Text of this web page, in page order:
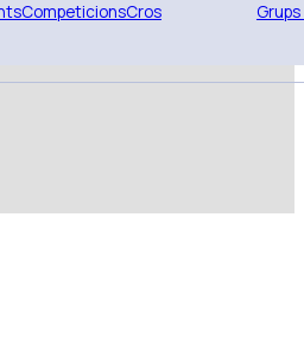
CompeticionsCros